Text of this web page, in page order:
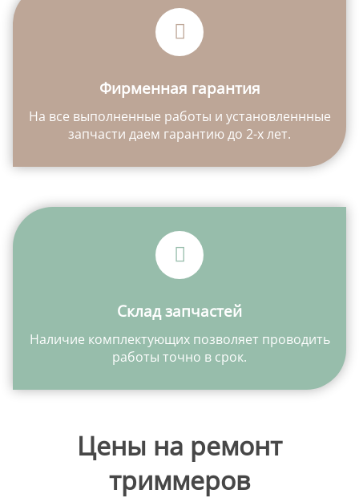
Фирменная гарантия
На все выполненные работы и установленнные
запчасти даем гарантию до 2-х лет.
Склад запчастей
Наличие комплектующих позволяет проводить
работы точно в срок.
Цены на ремонт
триммеров